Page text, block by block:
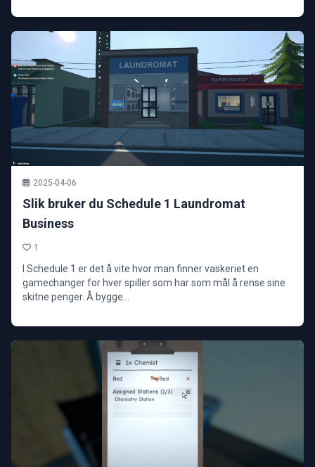
2025-04-06
Slik bruker du Schedule 1 Laundromat
Business
1
I Schedule 1 er det å vite hvor man finner vaskeriet en
gamechanger for hver spiller som har som mål å rense sine
skitne penger. Å bygge...